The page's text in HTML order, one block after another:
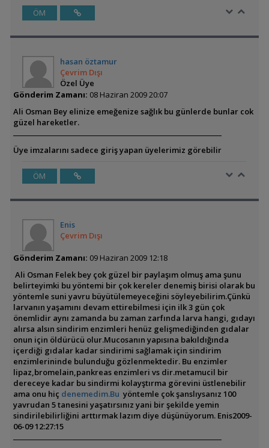
ÖM
hasan öztamur
Çevrim Dışı
Özel Üye
Gönderim Zamanı: 08 Haziran 2009 20:07
Ali Osman Bey elinize emeğenize sağlık bu günlerde bunlar cok
güzel hareketler.
Üye imzalarını sadece giriş yapan üyelerimiz görebilir
ÖM
Enis
Çevrim Dışı
Gönderim Zamanı: 09 Haziran 2009 12:18
Ali Osman Felek bey çok güzel bir paylaşım olmuş ama şunu
belirteyimki bu yöntemi bir çok kereler denemiş birisi olarak bu
yöntemle suni yavru büyütülemeyeceğini söyleyebilirim.Çünkü
larvanın yaşamını devam ettirebilmesi için ilk 3 gün çok
önemlidir aynı zamanda bu zaman zarfında larva hangi, gıdayı
alırsa alsın sindirim enzimleri henüz gelişmediğinden gıdalar
onun için öldürücü olur.Mucosanın yapısına bakıldığında
içerdiği gıdalar kadar sindirimi sağlamak için sindirim
enzimlerininde bulunduğu gözlenmektedir. Bu enzimler
lipaz,bromelain,pankreas enzimleri vs dir.metamucil bir
dereceye kadar bu sindirmi kolayştırma görevini üstlenebilir
ama onu hiç denemedim.Bu yöntemle çok şanslıysanız 100
yavrudan 5 tanesini yaşatırsınız yani bir şekilde yemin
sindirilebilirliğini arttırmak lazım diye düşünüyorum. Enis2009-
06-09 12:27:15